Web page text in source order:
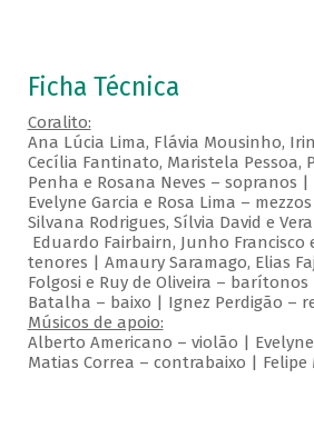
Ficha Técnica
Coralito:
Ana Lúcia Lima, Flávia Mousinho,
Cecília Fantinato, Maristela Pessoa,
Penha e Rosana Neves – sopranos
Evelyne Garcia e Rosa Lima –
Silvana Rodrigues, Sílvia David e
Eduardo Fairbairn, Junho Francisco
tenores | Amaury Saramago, Elias
Folgosi e Ruy de Oliveira –
Batalha – baixo | Ignez Perdigão –
Músicos de apoio:
Alberto Americano – violão | Evelyne
Matias Correa – contrabaixo |